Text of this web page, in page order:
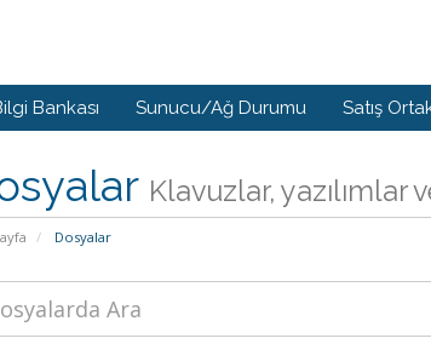
Bankası Sunucu/Ağ Durumu Satış
Klavuzlar, yazılımlar
Dosyalar